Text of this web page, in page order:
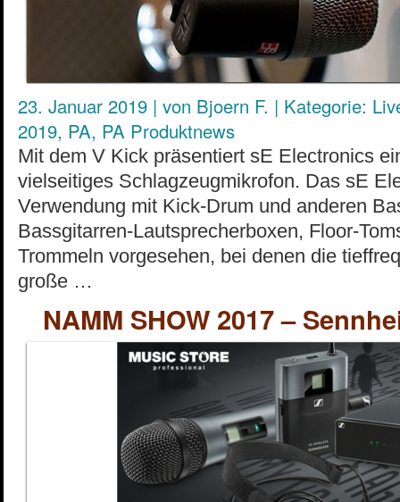
23. Januar 2019 | von Bjoern F. | Kategorie:
2019, PA, PA Produktnews
Mit dem V Kick präsentiert sE Electronics
vielseitiges Schlagzeugmikrofon. Das sE
Verwendung mit Kick-Drum und anderen
Bassgitarren-Lautsprecherboxen, Floor-
Trommeln vorgesehen, bei denen die
große …
NAMM SHOW 2017 –